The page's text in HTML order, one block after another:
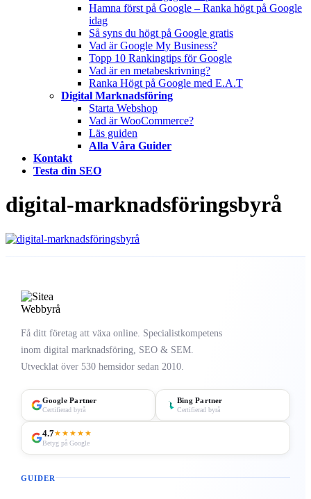
Hamna först på Google – Ranka högt på Google
idag
Så syns du högt på Google gratis
Vad är Google My Business?
Topp 10 Rankingtips för Google
Vad är en metabeskrivning?
Ranka Högt på Google med E.A.T
Digital Marknadsföring
Starta Webshop
Vad är WooCommerce?
Läs guiden
Alla Våra Guider
Kontakt
Testa din SEO
digital-marknadsföringsbyrå
Få ditt företag att växa online. Specialistkompetens
inom digital marknadsföring, SEO & SEM.
Utvecklat över 530 hemsidor sedan 2010.
Google Partner
Certifierad byrå
Bing Partner
Certifierad byrå
4.7★★★★★
Betyg på Google
GUIDER